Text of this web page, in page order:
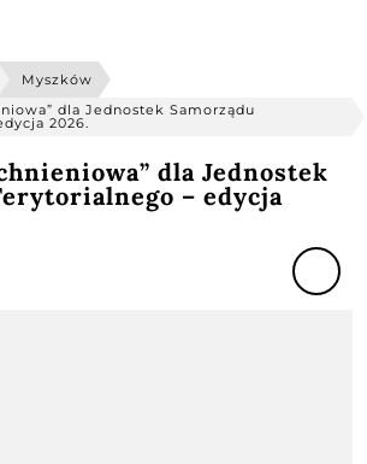
Myszków
dla Jednostek Samorządu
2026.
dla Jednostek
– edycja